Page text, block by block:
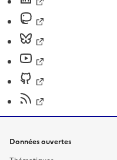
Données ouvertes